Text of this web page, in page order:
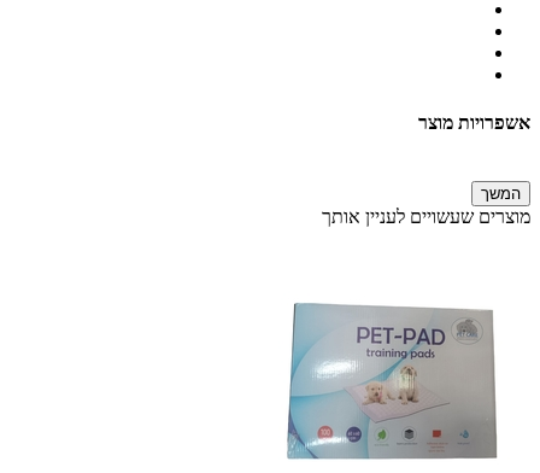
אשפרויות מוצר
המשך
מוצרים שעשויים לעניין אותך